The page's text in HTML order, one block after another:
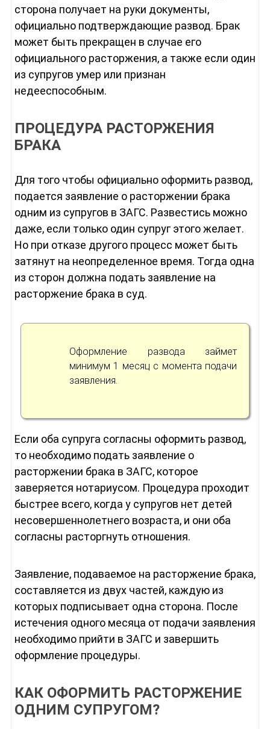
сторона получает на руки документы,
официально подтверждающие развод. Брак
может быть прекращен в случае его
официального расторжения, а также если один
из супругов умер или признан
недееспособным.
ПРОЦЕДУРА РАСТОРЖЕНИЯ
БРАКА
Для того чтобы официально оформить развод,
подается заявление о расторжении брака
одним из супругов в ЗАГС. Развестись можно
даже, если только один супруг этого желает.
Но при отказе другого процесс может быть
затянут на неопределенное время. Тогда одна
из сторон должна подать заявление на
расторжение брака в суд.
Оформление развода займет
минимум 1 месяц с момента подачи
заявления.
Если оба супруга согласны оформить развод,
то необходимо подать заявление о
расторжении брака в ЗАГС, которое
заверяется нотариусом. Процедура проходит
быстрее всего, когда у супругов нет детей
несовершеннолетнего возраста, и они оба
согласны расторгнуть отношения.
Заявление, подаваемое на расторжение брака,
составляется из двух частей, каждую из
которых подписывает одна сторона. После
истечения одного месяца от подачи заявления
необходимо прийти в ЗАГС и завершить
оформление процедуры.
КАК ОФОРМИТЬ РАСТОРЖЕНИЕ
ОДНИМ СУПРУГОМ?